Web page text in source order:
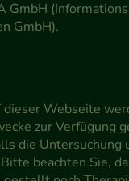
GmbH
GmbH).
dieser Webseite
zur Verfügung
die Untersuchung
beachten Sie,